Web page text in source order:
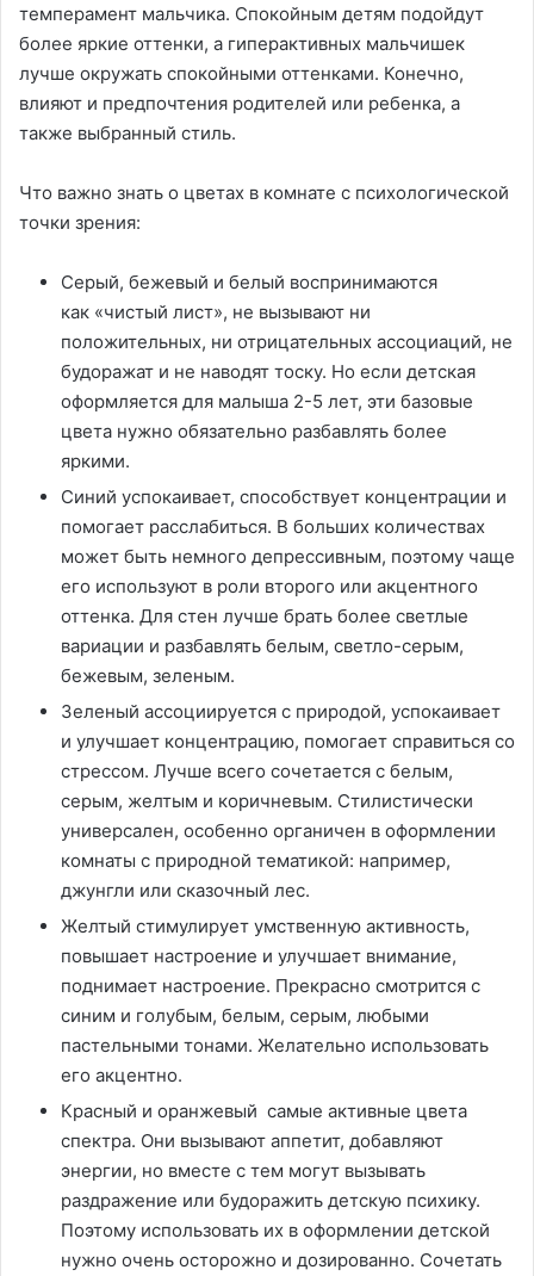
темперамент мальчика. Спокойным детям подойдут
более яркие оттенки, а гиперактивных мальчишек
лучше окружать спокойными оттенками. Конечно,
влияют и предпочтения родителей или ребенка, а
также выбранный стиль.
Что важно знать о цветах в комнате с психологической
точки зрения:
Серый, бежевый и белый воспринимаются
как «чистый лист», не вызывают ни
положительных, ни отрицательных ассоциаций, не
будоражат и не наводят тоску. Но если детская
оформляется для малыша 2-5 лет, эти базовые
цвета нужно обязательно разбавлять более
яркими.
Синий успокаивает, способствует концентрации и
помогает расслабиться. В больших количествах
может быть немного депрессивным, поэтому чаще
его используют в роли второго или акцентного
оттенка. Для стен лучше брать более светлые
вариации и разбавлять белым, светло-серым,
бежевым, зеленым.
Зеленый ассоциируется с природой, успокаивает
и улучшает концентрацию, помогает справиться со
стрессом. Лучше всего сочетается с белым,
серым, желтым и коричневым. Стилистически
универсален, особенно органичен в оформлении
комнаты с природной тематикой: например,
джунгли или сказочный лес.
Желтый стимулирует умственную активность,
повышает настроение и улучшает внимание,
поднимает настроение. Прекрасно смотрится с
синим и голубым, белым, серым, любыми
пастельными тонами. Желательно использовать
его акцентно.
Красный и оранжевый самые активные цвета
спектра. Они вызывают аппетит, добавляют
энергии, но вместе с тем могут вызывать
раздражение или будоражить детскую психику.
Поэтому использовать их в оформлении детской
нужно очень осторожно и дозированно. Сочетать